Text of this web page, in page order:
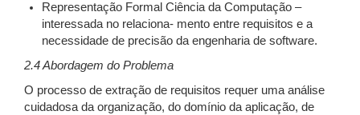
Representação Formal Ciência da Computação –
interessada no relaciona- mento entre requisitos e a
necessidade de precisão da engenharia de software.
2.4 Abordagem do Problema
O processo de extração de requisitos requer uma análise
cuidadosa da organização, do domínio da aplicação, de